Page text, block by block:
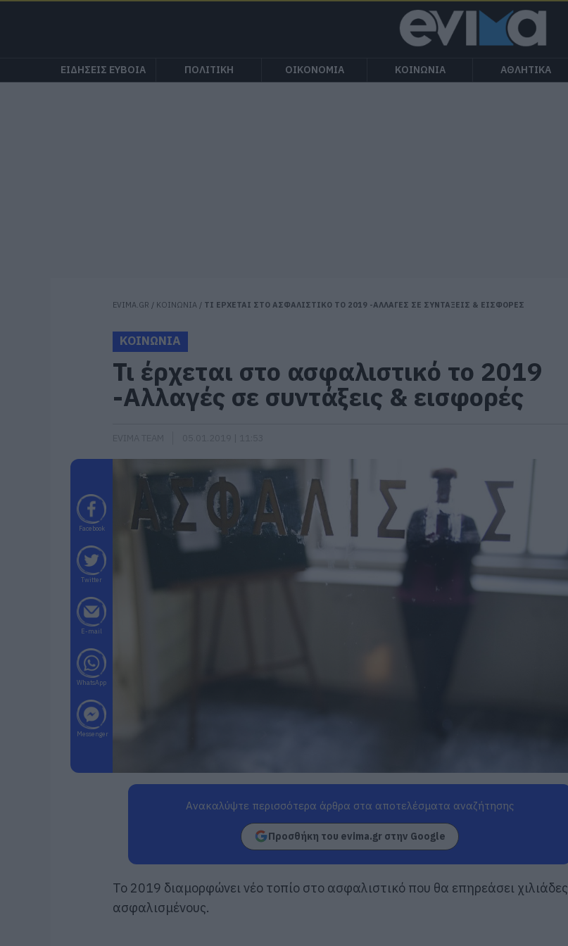
ΕΙΔΗΣΕΙΣ ΕΥΒΟΙΑ ΠΟΛΙΤΙΚΗ ΟΙΚΟΝΟΜΙΑ ΚΟΙΝΩΝΙΑ ΑΘΛΗΤΙΚΑ
EVIMA.GR / ΚΟΙΝΩΝΙΑ / ΤΙ ΕΡΧΕΤΑΙ ΣΤΟ ΑΣΦΑΛΙΣΤΙΚΟ ΤΟ 2019 -ΑΛΛΑΓΕΣ ΣΕ ΣΥΝΤΑΞΕΙΣ & ΕΙΣΦΟΡΕΣ
ΚΟΙΝΩΝΙΑ
Τι έρχεται στο ασφαλιστικό το 2019
-Αλλαγές σε συντάξεις & εισφορές
Facebook
Twitter
E-mail
WhatsApp
Messenger
Ανακαλύψτε περισσότερα άρθρα στα αποτελέσματα αναζήτησης
Προσθήκη του evima.gr στην Google
Το 2019 διαμορφώνει νέο τοπίο στο ασφαλιστικό που θα επηρεάσει χιλιάδες
ασφαλισμένους.